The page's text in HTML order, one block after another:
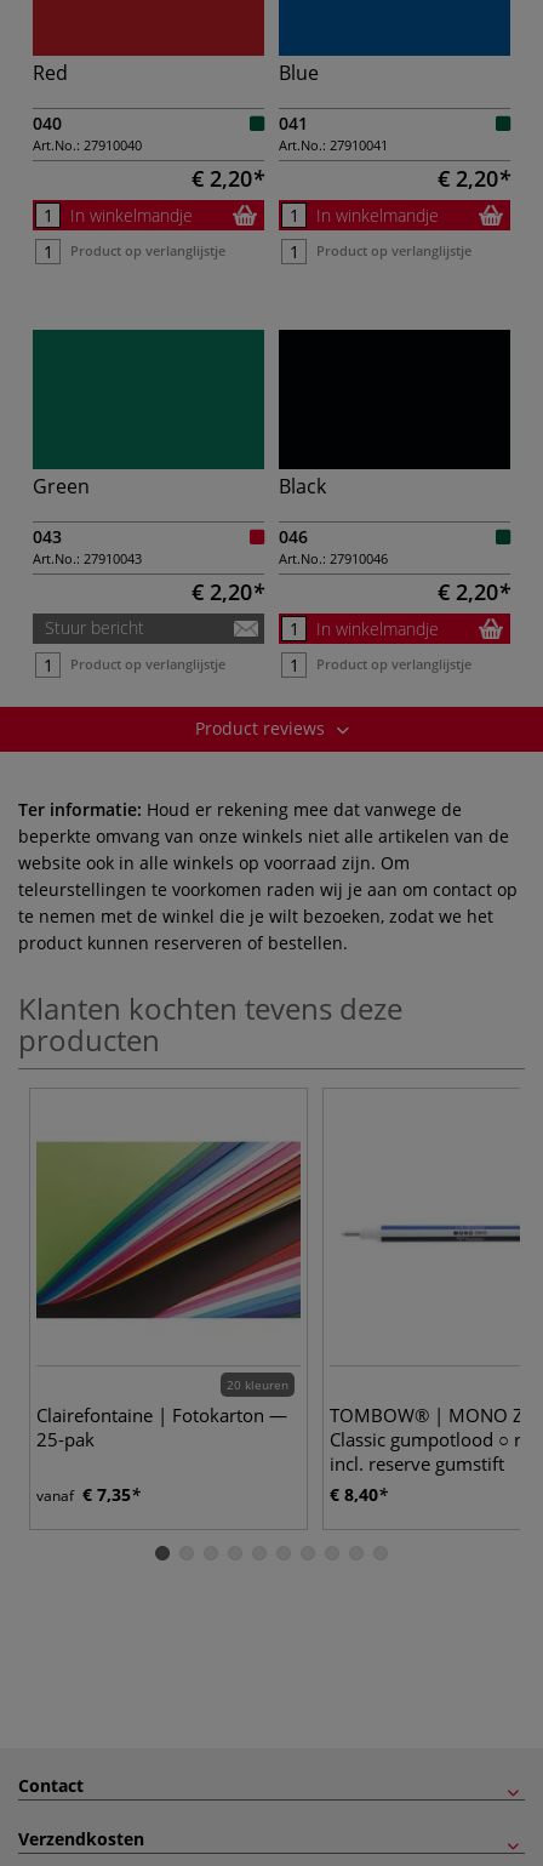
Red
040
Art.No.: 27910040
€ 2,20
In winkelmandje
Product op verlanglijstje
Blue
041
Art.No.: 27910041
€ 2,20
In winkelmandje
Product op verlanglijstje
Green
043
Art.No.: 27910043
€ 2,20
Stuur bericht
Product op verlanglijstje
Black
046
Art.No.: 27910046
€ 2,20
In winkelmandje
Product op verlanglijstje
Product reviews
Ter informatie: Houd er rekening mee dat vanwege de
beperkte omvang van onze winkels niet alle artikelen van de
website ook in alle winkels op voorraad zijn. Om
teleurstellingen te voorkomen raden wij je aan om contact op
te nemen met de winkel die je wilt bezoeken, zodat we het
product kunnen reserveren of bestellen.
Klanten kochten tevens deze
producten
20 kleuren
Clairefontaine | Fotokarton —
25-pak
vanaf € 7,35
TOMBOW® | MONO
Classic gumpotlood ○
incl. reserve gumstift
€ 8,40
Contact
Verzendkosten